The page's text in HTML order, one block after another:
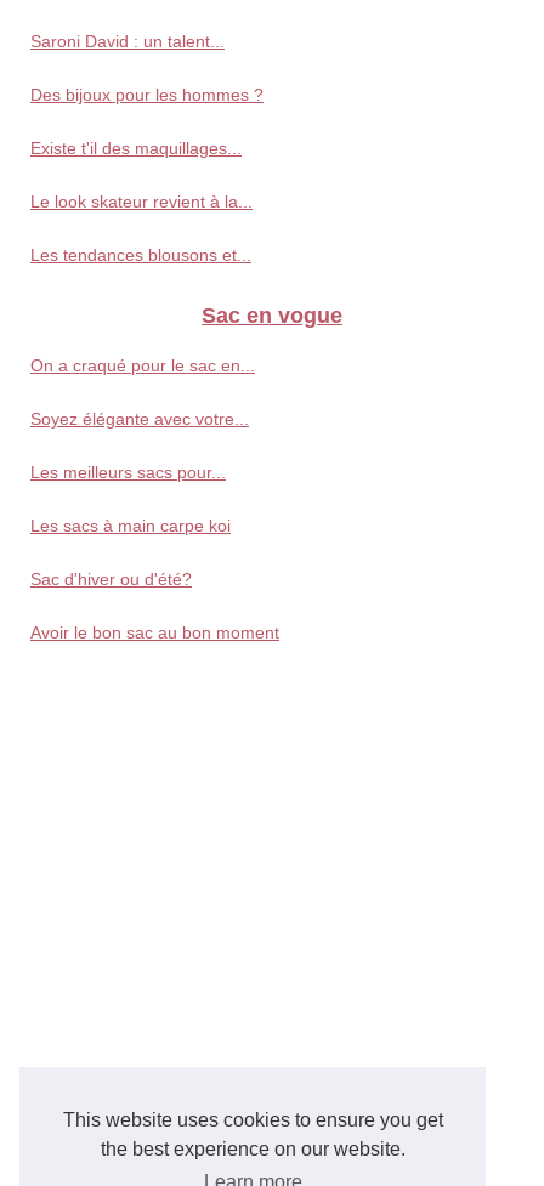
This website uses cookies to ensure you get
the best experience on our website.
Saroni David : un talent...
Des bijoux pour les hommes ?
Existe t'il des maquillages...
Le look skateur revient à la...
Les tendances blousons et...
Sac en vogue
On a craqué pour le sac en...
Soyez élégante avec votre...
Les meilleurs sacs pour...
Les sacs à main carpe koi
Sac d'hiver ou d'été?
Avoir le bon sac au bon moment